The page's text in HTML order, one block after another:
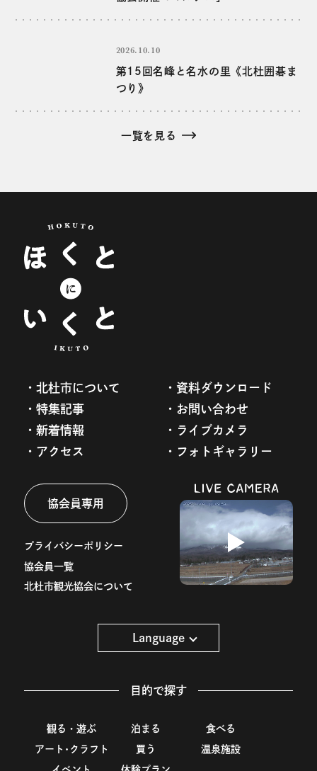
2026.10.10
第15回名峰と名水の里《北杜囲碁ま
つり》
一覧を見る
北杜市について
資料ダウンロード
特集記事
お問い合わせ
新着情報
ライブカメラ
アクセス
フォトギャラリー
協会員専用
プライバシーポリシー
協会員一覧
北杜市観光協会について
Language
目的で探す
観る・遊ぶ 泊まる 食べる
アート･クラフト 買う 温泉施設